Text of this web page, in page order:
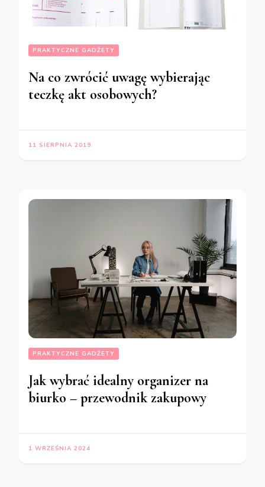
PRAKTYCZNE GADŻETY
Na co zwrócić uwagę wybierając
teczkę akt osobowych?
11 SIERPNIA 2019
PRAKTYCZNE GADŻETY
Jak wybrać idealny organizer na
biurko – przewodnik zakupowy
1 WRZEŚNIA 2024